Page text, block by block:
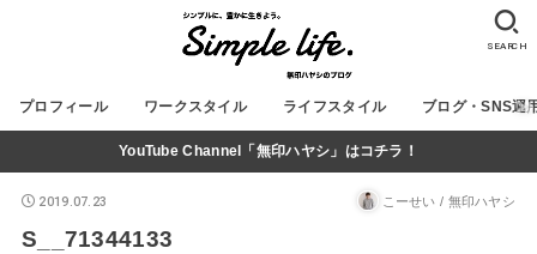
プロフィール ワークスタイル ライフスタイル ブログ・SNS運
SEARCH
YouTube Channel「無印ハヤシ」はコチラ！
2019.07.23 こーせい / 無印ハヤシ
S__71344133